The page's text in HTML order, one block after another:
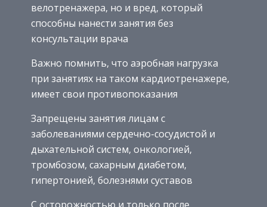
велотренажера, но и вред, который
способны нанести занятия без
консультации врача
Важно помнить, что аэробная нагрузка
при занятиях на таком кардиотренажере,
имеет свои противопоказания
Запрещены занятия лицам с
заболеваниями сердечно-сосудистой и
дыхательной систем, онкологией,
тромбозом, сахарным диабетом,
гипертонией, болезнями суставов